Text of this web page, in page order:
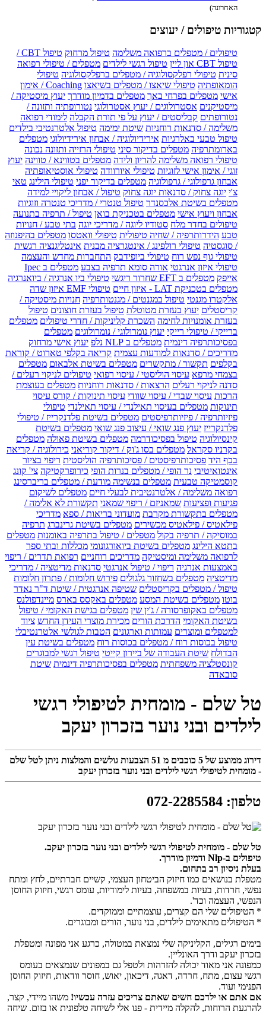
האחרונה)
קטגוריות טיפולים / יעוצים
טיפולים / מטפלים ברפואה משלימה טיפול מרחוק
טיפול CBT /
טיפול CBT און ליין
טיפול רגשי לילדים מטפלים / טיפולי רפואה
סינית טיפולי רפלקסולוגיה / מטפלים ברפלקסולוגיה טיפולי
הומאופתיה טיפולי שיאצו / מטפלים בשיאצו
Coaching / אימון
אישי מטפלים בפרחי באך מטפלים בדמיון מודרך יעוץ מיסטיקה /
מיסטיקנים אסטרולוגים / יעוץ אסטרולוגי נטורופתיה ותזונה /
נטורופתים קבליסטים / יעוץ על פי תורת הקבלה לימודי רפואה
משלימה / סדנאות רוחניות שיטת ימימה טיפול אלטרנטיבי בילדים
טיפול טבעי באלרגיות אירידיולוגיה / אבחון אירידיולוגי מטפלים
בארומתרפיה מטפלים בדיקור סיני טיפולי הרזייה ותזונה נכונה
טיפולי רפואה משלימה להריון ולידה מטפלים בטווינא / טווינה יעוץ
זוגי / אימון אישי לזוגיות טיפולי איורוודה טיפולי אוסטיאופתיה
אבחון גרפולוגי / גרפולוגיה מטפלים בדיקור יפני טיפולי הילינג טאי
צ'י יוגה צחוק / סדנאות יוגה צחוק טיפול / אבחון ליקויי למידה
מטפלים בשיטת אלכסנדר טיפול טנטרי / מדריכי טנטרה וזוגיות
אבחון ויעוץ אישי מטפלים בטכניקת בואן טיפול / תרפיה בתנועה
טיפולים בחדר מלח סטודיו ליוגה / מדריכי יוגה בתי טבע / חנויות
טבע הידרותרפיה / שחיה טיפולית טיפולי וואטסו מטפלים בהיפנוזה
/ סוגסטיה טיפולי רולפינג / אינטגרציה מבנית אינטליגנציה רגשית
טיפולי גוף נפש רוח טיפולי ביופידבק התחברות מחדש והעצמה
טיפולי איזון אנרגטי אורה סומא תרפיה בצבע
מטפלים ב Ipec
אייפק מטפלים ב EFT שחרור ריגשי
טיפולי ביו אנרגיה / ביואנרגיה
מטפלים בטכניקת LAT - איזון חיים
טיפולי EMF איזון שדה
אלקטרו מגנטי טיפול במגנטים / מגנטותרפיה חנויות מיסטיקה /
קריסטלים יעוץ בעזרת מטוטלת טיפול בעזרת חוצונים טיפול
בעזרת אומנויות לחימה השכרת קליניקות / חדרי טיפולים מטפלים
ברייקי / טיפולי רייקי יעוץ נומרולוגי / נומרולוגים מטפלים
בפסיכותרפיה דינמית מטפלים ב NLP נלפ
יעוץ אישי מרחוק
מדריכים / סדנאות למודעות עצמית קריאה בקלפי טארוט / קוראת
בקלפים תקשור / מתקשרים מטפלים בשיטת אלבאום מטפלים
בצמחי מרפא עיסוי הוליסטי / עיסוי רפואי טיפולים לניקוי רעלים /
סדנה לניקוי רעלים הרצאות / סדנאות רוחניות מטפלים בעוצמת
הרכות עיסוי שבדי / עיסוי שוודי עיסוי תינוקות / קורס עיסוי
תינוקות מטפלים בעיסוי תאילנדי / עיסוי תאילנדי טיפולי
פיזיותרפיה / פיזיותרפיסטים מטפלים בשיטת פלדנקרייז / טיפולי
פלדנקרייז יעוץ פנג שואי / עיצוב פנג שואי מטפלים בשיטת
קינסיולוגיה טיפול בפסיכודרמה מטפלים בשיטת פאולה מטפלים
בקרניו סקראל מטפלים בסו ג'וק / דיקור קוריאני כירולוגיה / קריאה
בכף היד פסיכותרפיסטים / פסיכותרפיה הוליסטית ריפוי בציור
אינטואיטיבי נר הופי / מטפלים בנרות הופי כירופרקטיקה צי' קונג
קוסמטיקה טבעית מטפלים בנשימה מודעת / מטפלים בריברסינג
רפואה משלימה / אלטרנטיבית לבעלי חיים מטפלים לשיקום
פגיעות ופציעות שמאניזם / ריפוי שמאני תקשורת לא אלימה /
מטפלים בתקשורת מקרבת מועדוני בריאות / ספא מדריכי
פילאטיס / פילאטיס מכשירים מטפלים בשיטת גרינברג תרפיה
במוסיקה / תרפיה בקול מטפלים / טיפול בתרפיה באומנות מטפלים
בתטא הילינג מטפלים בשיטת ביואורגונומי מכללות ובתי ספר
לרפואה משלימה ומיסטיקה מדריכים רוחניים רפואת תדרים / ריפוי
באמצעות אנרגיה ריפוי / טיפול אנרגטי סדנאות מדיטציה / מדריכי
מדיטציה מטפלים בשחזור גלגולים פירוש חלומות / פתרון חלומות
טיפול / מטפלים בקריסטלים שטיפה אנרגטית / שיטת ד"ר נאדר
בוטו מטפלים בשיטת המסע מטפלים באקסס בארס מיינדפולנס
מטפלים באקופרסורה / ג'ין שין מטפלים בגישת האקומי / טיפול
בשיטת האקומי הדרכת הורים מכירת מוצרי העידן החדש ציוד
למטפלים ומוצרים עמותות וארגונים הטבות לגולשי אלטרנטיבלי
טיפול בכוסות רוח / מטפלים בכוסות רוח מטפלים בשיטת עין
הבדולח שיטת העבודה של ביירון קייטי טיפול רגשי למבוגרים
קונסטלציה משפחתית מטפלים בפסיכותרפיה דינמית שיטת
סובאדה
טל שלם - מומחית לטיפולי רגשי
לילדים ובני נוער בזכרון יעקב
דירוג ממוצע של 5 כוכבים מ 51 הצבעות גולשים והמלצות ניתן לטל שלם
- מומחית לטיפולי רגשי לילדים ובני נוער בזכרון יעקב
טלפון:
072-2285584
טל שלם - מומחית לטיפולי רגשי לילדים ובני נוער בזכרון יעקב​.
טיפולים ב-Nlp ודמיון מודרך.
בעלת ניסיון רב בתחום.
מטפלת בנושאים כמו חיזוק הביטחון העצמי, קשיים חברתיים, לחץ ומתח
נפשי, חרדות, בעיות במשפחה, בעיות לימודיות, עומס רגשי, חיזוק החוסן
הנפשי, העצמה וכד'.
* הטיפולים שלי הם קצרים, עוצמתיים וממוקדים.
* הטיפולים מתאימים לילדים, בני נוער, הורים ומבוגרים.
בימים רגילים, הקליניקה שלי נמצאת במטולה, כרגע אני מפונה ומטפלת
בזכרון יעקב ודרך האונליין.
כמפונה אני מאוד יכולה להזדהות ולטפל גם במפונים שנמצאים בעומס
רגשי עצום, מתח, חרדה, דאגה, דיכאון, יאוש, חוסר וודאות, חיזוק החוסן
הפנימי ועוד.
אם אתם או ילדכם חשים שאתם צריכים עזרה עכשיו! משהו מיידי, קצר,
להרגעת הרוחות, להקלה מיידית - פנו אלי לשיחה טלפונית או בזום. שיחה